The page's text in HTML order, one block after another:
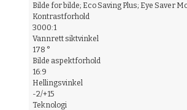
Bilde for bilde; Eco Saving Plus; Eye Saver
Kontrastforhold
3000:1
Vannrett siktvinkel
178 °
Bilde aspektforhold
16:9
Hellingsvinkel
-2/+15
Teknologi